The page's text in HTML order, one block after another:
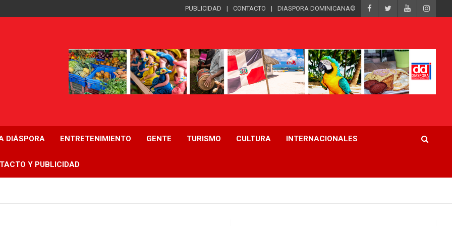
PUBLICIDAD CONTACTO DIASPORA DOMINICANA©
DIÁSPORA ENTRETENIMIENTO GENTE TURISMO CULTURA INTERNACIONALES
Y PUBLICIDAD